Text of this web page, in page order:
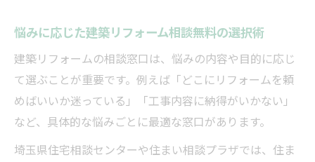
悩みに応じた建築リフォーム相談無料の選択術
建築リフォームの相談窓口は、悩みの内容や目的に応じ
て選ぶことが重要です。例えば「どこにリフォームを頼
めばいいか迷っている」「工事内容に納得がいかない」
など、具体的な悩みごとに最適な窓口があります。
埼玉県住宅相談センターや住まい相談プラザでは、住ま